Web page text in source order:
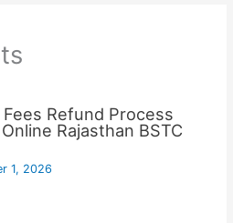
Refund Process
Rajasthan BSTC
1, 2026